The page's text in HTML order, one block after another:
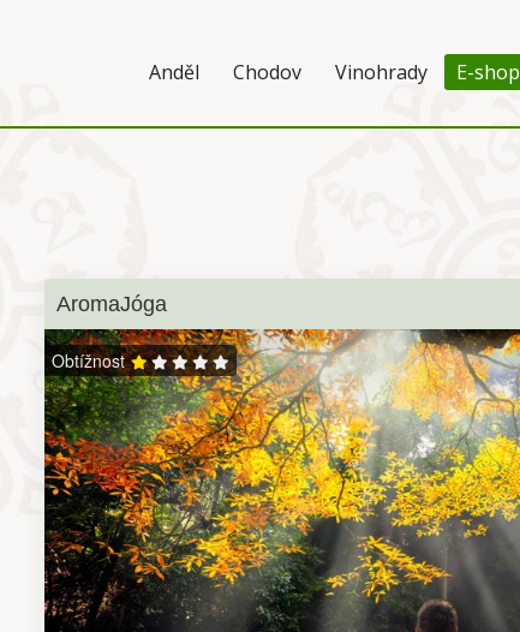
Anděl Chodov Vinohrady E-shop
AromaJóga
Obtížnost